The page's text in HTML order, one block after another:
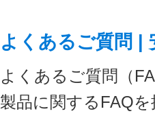
よくあるご質問 |
よくあるご質問（
製品に関するFAQ